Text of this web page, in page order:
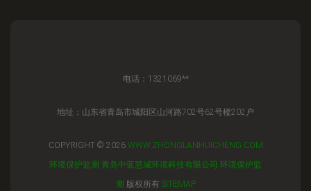
电话：1321069**
地址：山东省青岛市城阳区山河路702号62号楼202户
COPYRIGHT © 2026 WWW.ZHONGLANHUICHENG.COM
环境保护监测 青岛中蓝慧城环境科技有限公司 环境保护监
测 版权所有 SITEMAP